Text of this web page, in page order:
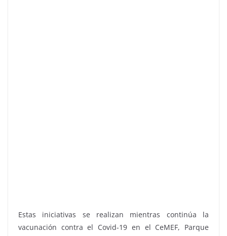
Estas iniciativas se realizan mientras continúa la
vacunación contra el Covid-19 en el CeMEF, Parque